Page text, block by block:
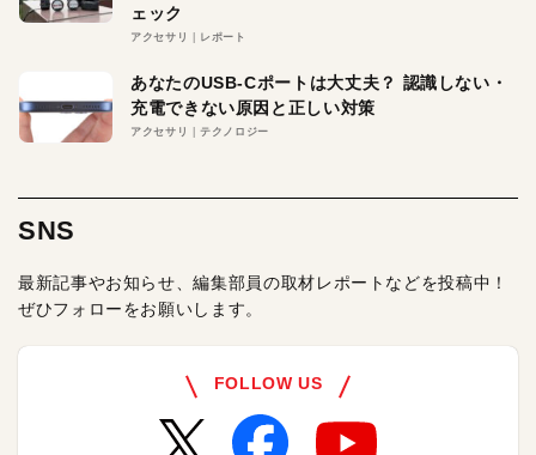
ェック
アクセサリ レポート
あなたのUSB-Cポートは大丈夫？ 認識しない・
充電できない原因と正しい対策
アクセサリ テクノロジー
SNS
最新記事やお知らせ、編集部員の取材レポートなどを投稿中！
ぜひフォローをお願いします。
FOLLOW US